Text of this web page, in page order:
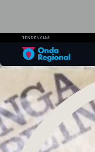
TENDENCIAS